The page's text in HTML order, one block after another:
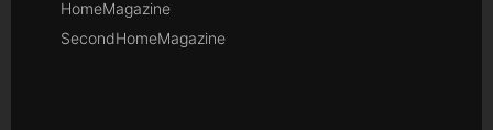
HomeMagazine
SecondHomeMagazine